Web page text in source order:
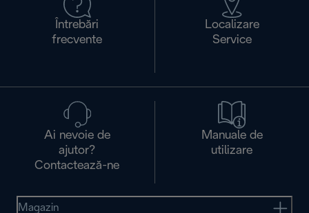
Întrebări
frecvente
Localizare
Service
Ai nevoie de
ajutor?
Contactează-ne
Manuale de
utilizare
Magazin